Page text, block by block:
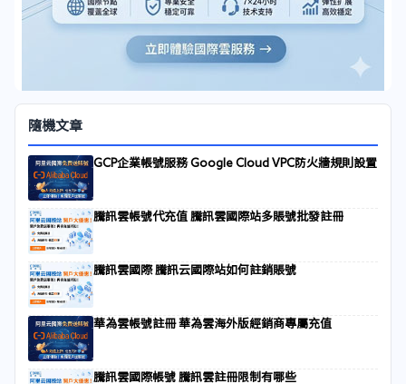
隨機文章
GCP企業帳號服務 Google Cloud VPC防火牆規則設置
騰訊雲帳號代充值 騰訊雲國際站多賬號批發註冊
騰訊雲國際 騰訊云國際站如何註銷賬號
華為雲帳號註冊 華為雲海外版經銷商專屬充值
騰訊雲國際帳號 騰訊雲註冊限制有哪些